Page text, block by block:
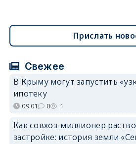
Прислать
Свежее
В Крыму могут запустить
ипотеку
09:01 0 1
Как совхоз-миллионер
застройке: история земли